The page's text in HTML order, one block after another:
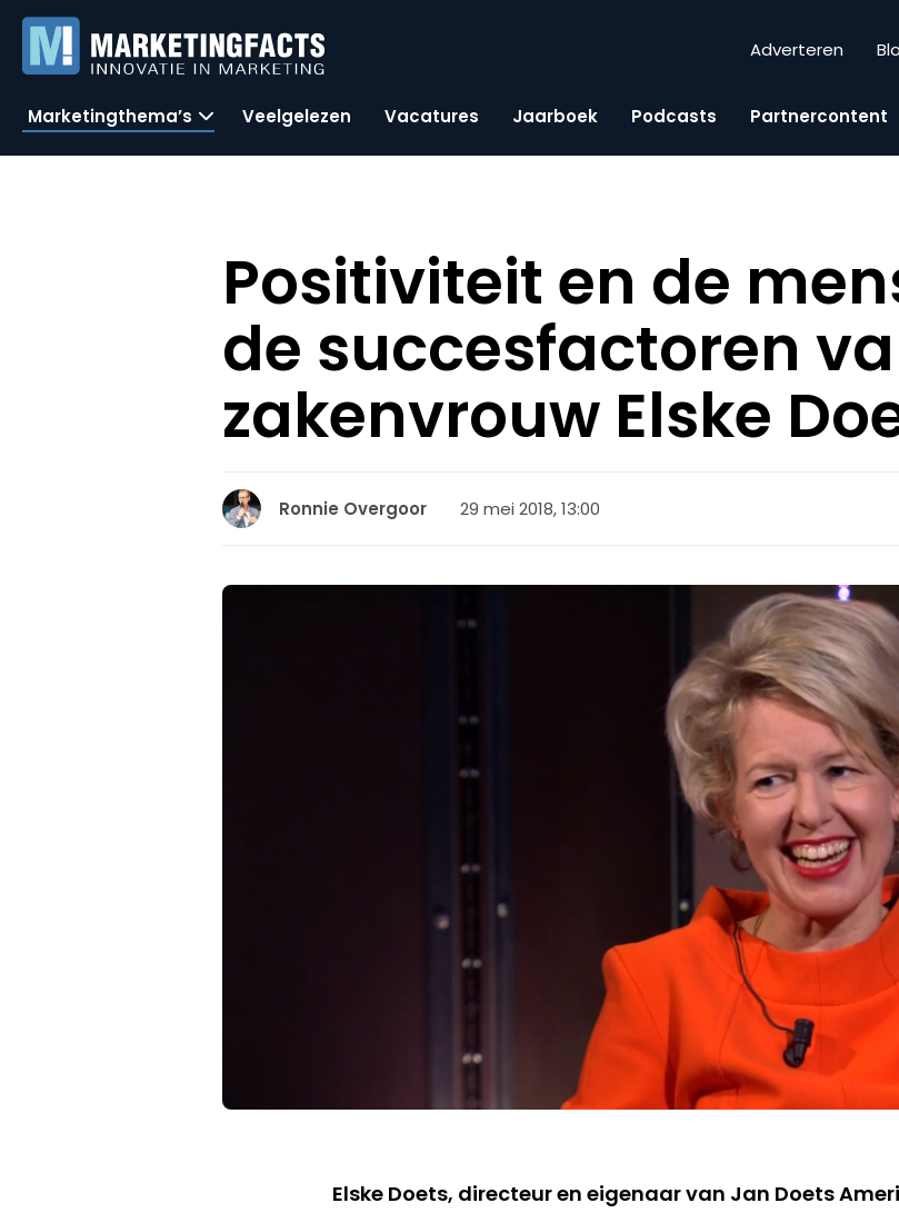
Adverteren
Marketingthema’s Veelgelezen Vacatures Jaarboek Podcasts Partnercontent
Positiviteit en de
de succesfactoren
zakenvrouw Elske
Ronnie Overgoor 29 mei 2018, 13:00
Elske Doets, directeur en eigenaar van Jan Doets